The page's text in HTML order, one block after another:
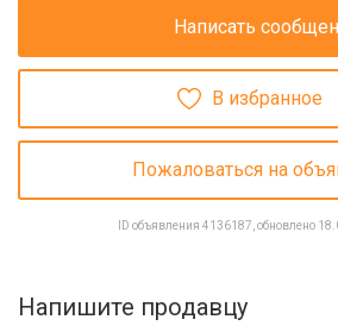
Написать
В избранное
Пожаловаться на
ID объявления 4136187, обновлено
Напишите продавцу